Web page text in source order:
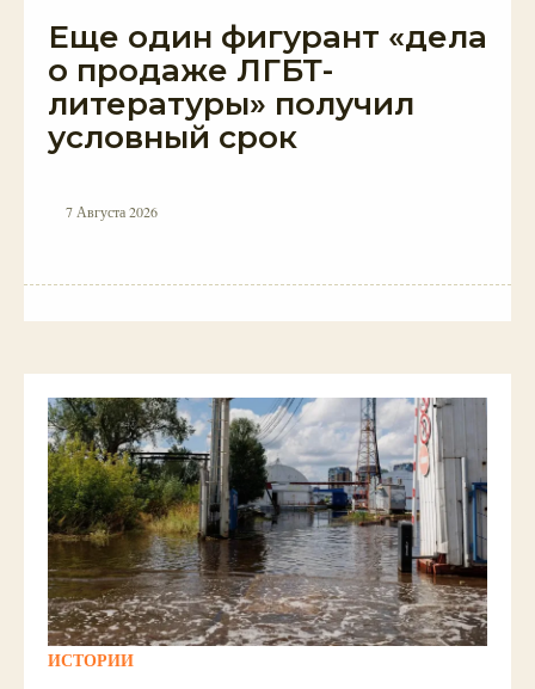
Еще один фигурант «дела
о продаже ЛГБТ-
литературы» получил
условный срок
7 Августа 2026
ИСТОРИИ